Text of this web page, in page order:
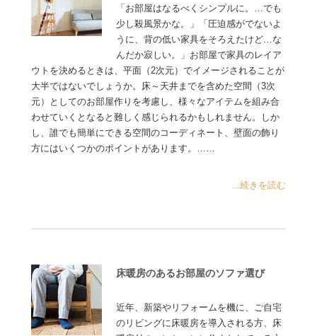
「お部屋はなるべくシンプルに。…でも
少し殺風景かな。」「圧迫感がでないよ
うに、背の低い家具をそろえたけど…な
んだか寂しい。」お部屋で家具のレイア
ウトを決めるときは、平面（2次元）でイメージされることが
大半ではないでしょうか。床～天井までを含めた空間（3次
元）としてのお部屋作りを考慮し、様々なアイテムを組み合
わせていくとなると難しく感じられるかもしれません。しか
し、誰でも簡単にできる空間のコーディネート、壁面の飾り
方にはいくつかのポイントがあります。……
...続きを読む
床暖房のあるお部屋のソファ選び
近年、新築やリフォームを機に、ご自宅
のリビングに床暖房を導入される方、床